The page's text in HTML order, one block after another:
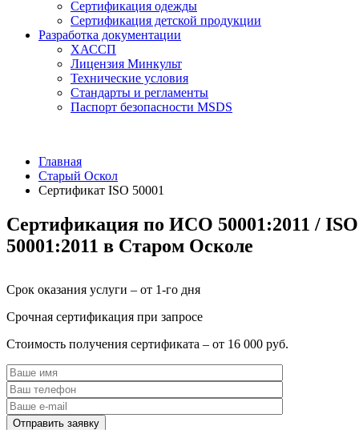
Сертификация одежды
Сертификация детской продукции
Разработка документации
ХАССП
Лицензия Минкульт
Технические условия
Стандарты и регламенты
Паспорт безопасности MSDS
Главная
Старый Оскол
Сертификат ISO 50001
Сертификация по ИСО 50001:2011 / ISO
50001:2011 в Старом Осколе
Срок оказания услуги – от 1-го дня
Срочная сертификация при запросе
Стоимость получения сертификата – от 16 000 руб.